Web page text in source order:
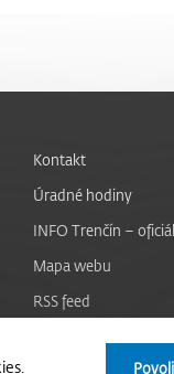
Kontakt
Úradné hodiny
INFO Trenčín –
Mapa webu
RSS feed